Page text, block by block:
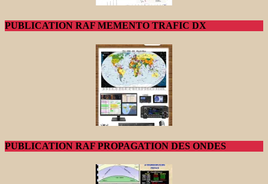
PUBLICATION RAF MEMENTO TRAFIC DX
PUBLICATION RAF PROPAGATION DES ONDES